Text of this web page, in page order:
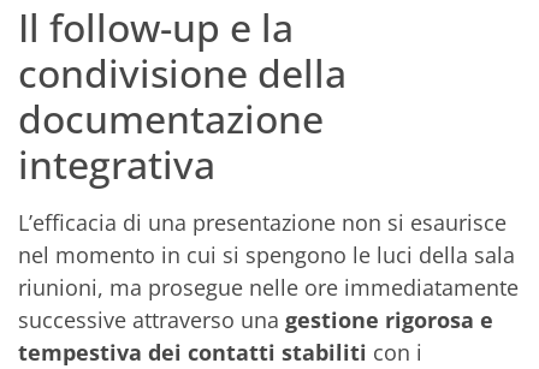
Il follow-up e la
condivisione della
documentazione
integrativa
L’efficacia di una presentazione non si esaurisce
nel momento in cui si spengono le luci della sala
riunioni, ma prosegue nelle ore immediatamente
successive attraverso una gestione rigorosa e
tempestiva dei contatti stabiliti con i